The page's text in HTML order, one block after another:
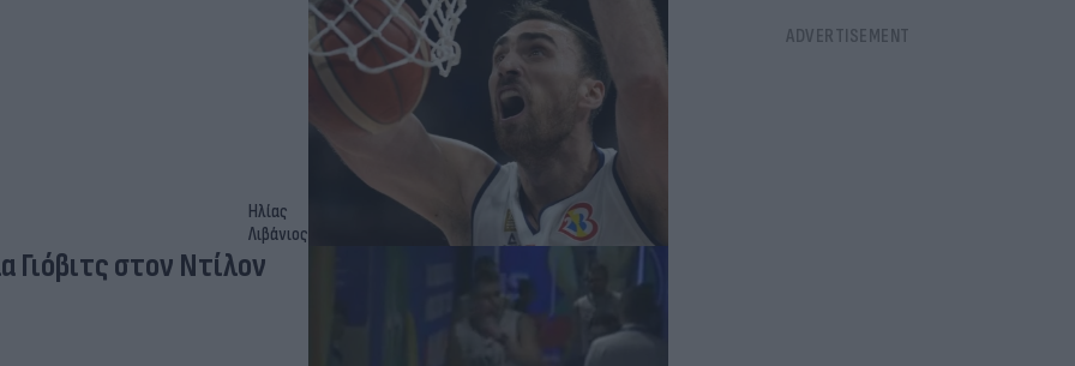
Ηλίας
Λιβάνιος
Γιόβιτς στον Ντίλον